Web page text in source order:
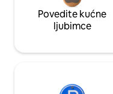
Povedite kućne
ljubimce